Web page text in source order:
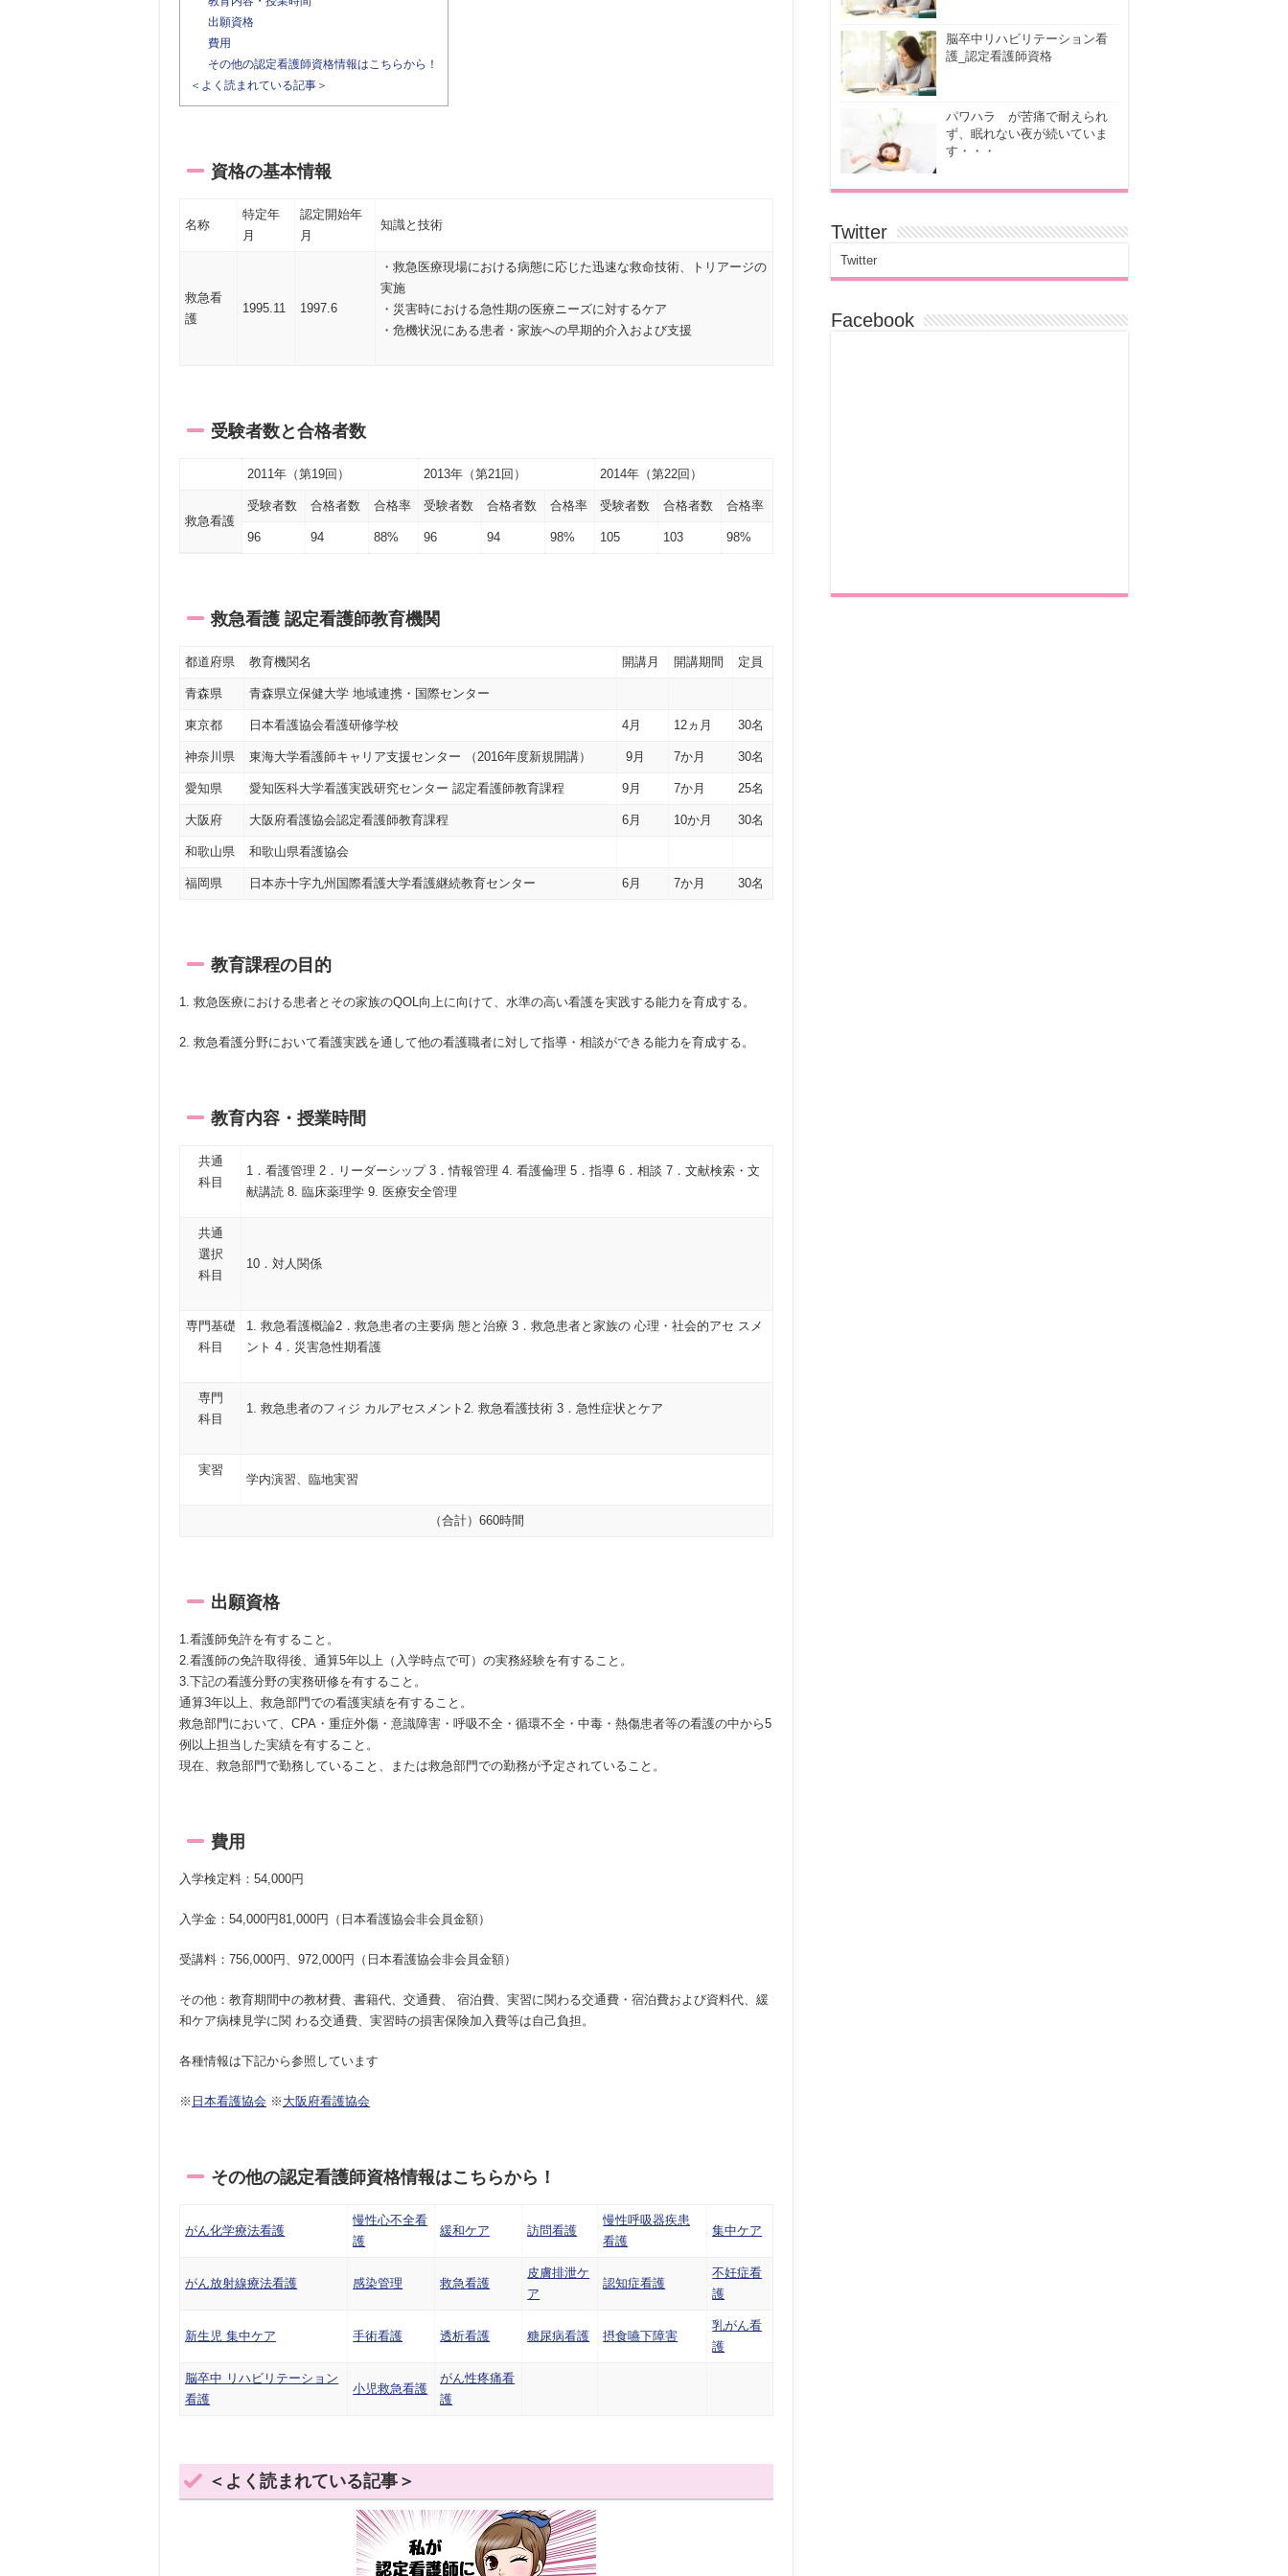
出願資格
費用
その他の認定看護師資格情報はこちらから！
＜よく読まれている記事＞
資格の基本情報
名称
特定年
月
認定開始年
月
知識と技術
救急看
護
1995.11 1997.6
・救急医療現場における病態に応じた迅速な救命技術、トリアージの
実施
・災害時における急性期の医療ニーズに対するケア
・危機状況にある患者・家族への早期的介入および支援
受験者数と合格者数
2011年（第19回） 2013年（第21回） 2014年（第22回）
救急看護
受験者数 合格者数 合格率 受験者数 合格者数 合格率 受験者数 合格者数 合格率
96 94 88% 96 94 98% 105 103 98%
救急看護 認定看護師教育機関
都道府県 教育機関名 開講月 開講期間 定員
青森県 青森県立保健大学 地域連携・国際センター
東京都 日本看護協会看護研修学校 4月 12ヵ月 30名
神奈川県 東海大学看護師キャリア支援センター （2016年度新規開講） 9月 7か月 30名
愛知県 愛知医科大学看護実践研究センター 認定看護師教育課程 9月 7か月 25名
大阪府 大阪府看護協会認定看護師教育課程 6月 10か月 30名
和歌山県 和歌山県看護協会
福岡県 日本赤十字九州国際看護大学看護継続教育センター 6月 7か月 30名
教育課程の目的
1. 救急医療における患者とその家族のQOL向上に向けて、水準の高い看護を実践する能力を育成する。
2. 救急看護分野において看護実践を通して他の看護職者に対して指導・相談ができる能力を育成する。
教育内容・授業時間
共通
科目
1．看護管理 2．リーダーシップ 3．情報管理 4. 看護倫理 5．指導 6．相談 7．文献検索・文
献講読 8. 臨床薬理学 9. 医療安全管理
共通
選択
科目
10．対人関係
専門基礎
科目
1. 救急看護概論2．救急患者の主要病 態と治療 3．救急患者と家族の 心理・社会的アセ スメ
ント 4．災害急性期看護
専門
科目
1. 救急患者のフィジ カルアセスメント2. 救急看護技術 3．急性症状とケア
実習
学内演習、臨地実習
（合計）660時間
出願資格
1.看護師免許を有すること。
2.看護師の免許取得後、通算5年以上（入学時点で可）の実務経験を有すること。
3.下記の看護分野の実務研修を有すること。
通算3年以上、救急部門での看護実績を有すること。
救急部門において、CPA・重症外傷・意識障害・呼吸不全・循環不全・中毒・熱傷患者等の看護の中から5
例以上担当した実績を有すること。
現在、救急部門で勤務していること、または救急部門での勤務が予定されていること。
費用
入学検定料：54,000円
入学金：54,000円81,000円（日本看護協会非会員金額）
受講料：756,000円、972,000円（日本看護協会非会員金額）
その他：教育期間中の教材費、書籍代、交通費、 宿泊費、実習に関わる交通費・宿泊費および資料代、緩
和ケア病棟見学に関 わる交通費、実習時の損害保険加入費等は自己負担。
各種情報は下記から参照しています
※ 日本看護協会 ※ 大阪府看護協会
その他の認定看護師資格情報はこちらから！
がん化学療法看護
慢性心不全看
護
緩和ケア 訪問看護
慢性呼吸器疾患
看護
集中ケア
がん放射線療法看護 感染管理 救急看護
皮膚排泄ケ
ア
認知症看護
不妊症看
護
新生児 集中ケア 手術看護 透析看護 糖尿病看護 摂食嚥下障害
乳がん看
護
脳卒中 リハビリテーション
看護
小児救急看護
がん性疼痛看
護
＜よく読まれている記事＞
脳卒中リハビリテーション看
護_認定看護師資格
パワハラ が苦痛で耐えられ
ず、眠れない夜が続いていま
す・・・
Twitter
Twitter
Facebook